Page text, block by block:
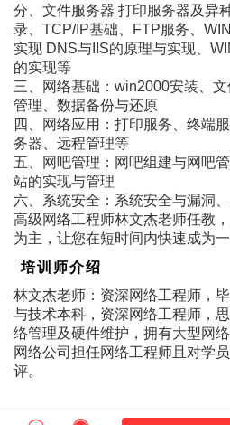
分、文件服务器 打印服务器及异
录、TCP/IP基础、FTP服务、
实现 DNS与IIS的原理与实现、
的实现等
三、网络基础：win2000安装、
管理、数据备份与还原
四、网络应用：打印服务、终端
务器、远程管理等
五、网吧管理：网吧组建与网吧
站的实现与管理
六、系统安全：系统安全与漏洞
高级网络工程师林文杰老师任教
为主，让您在短时间内快速成为
培训师介绍
林文杰老师：资深网络工程师，
与技术本科，资深网络工程师，
络管理及硬件维护，拥有大型网
网络公司担任网络工程师且对学
评。